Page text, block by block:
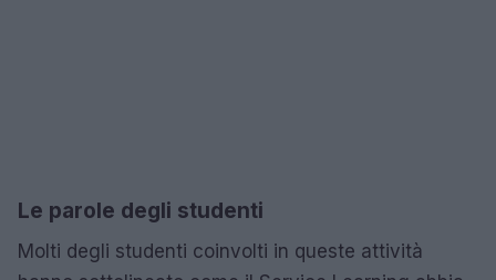
Le parole degli studenti
Molti degli studenti coinvolti in queste attività